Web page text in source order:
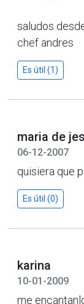
saludos
chef andres
Es útil (1)
maria de
06-12-2007
quisiera que
Es útil (0)
karina
10-01-2009
me